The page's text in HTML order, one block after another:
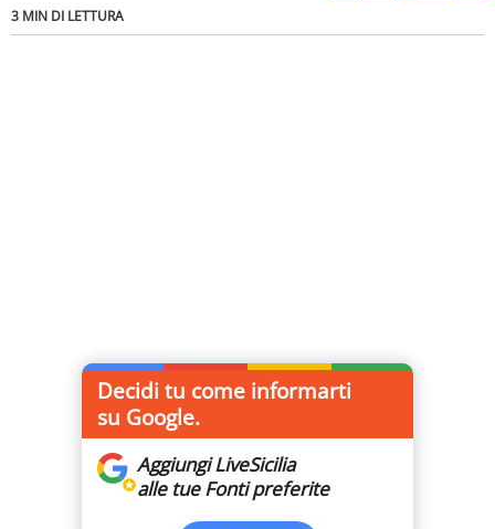
3 MIN DI LETTURA
Decidi tu come informarti
su Google.
Aggiungi LiveSicilia
alle tue Fonti preferite